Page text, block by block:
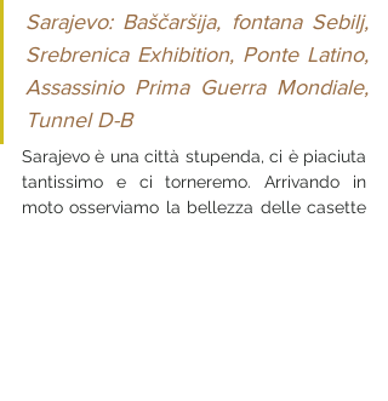
Sarajevo: Baščaršija, fontana Sebilj,
Srebrenica Exhibition, Ponte Latino,
Assassinio Prima Guerra Mondiale,
Tunnel D-B
Sarajevo è una città stupenda, ci è piaciuta
tantissimo e ci torneremo. Arrivando in
moto osserviamo la bellezza delle casette